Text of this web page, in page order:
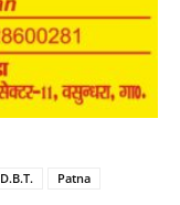
D.B.T. Patna